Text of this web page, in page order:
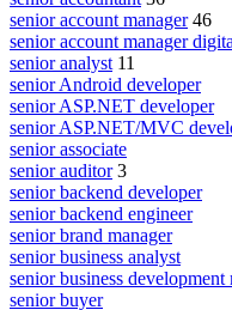
senior account manager 46
senior account manager
senior analyst 11
senior Android developer
senior ASP.NET developer
senior ASP.NET/MVC
senior associate
senior auditor 3
senior backend developer
senior backend engineer
senior brand manager
senior business analyst
senior business development
senior buyer